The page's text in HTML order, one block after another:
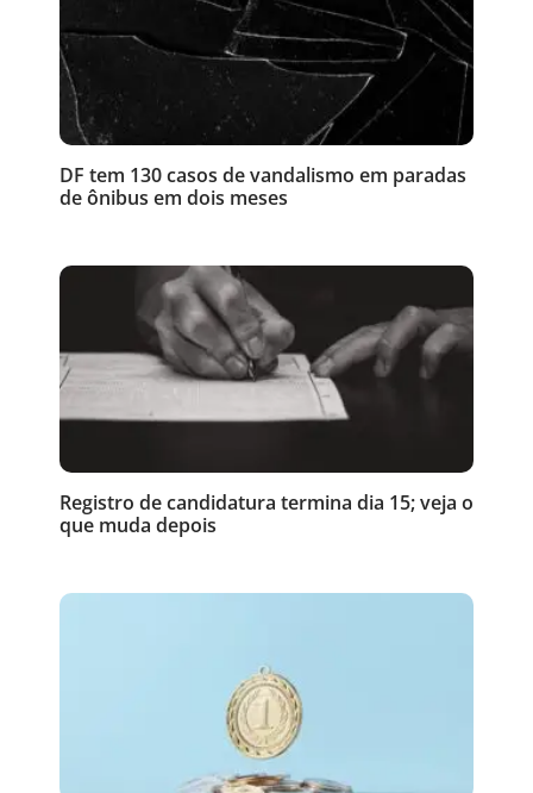
DF tem 130 casos de vandalismo em paradas
de ônibus em dois meses
Registro de candidatura termina dia 15; veja o
que muda depois